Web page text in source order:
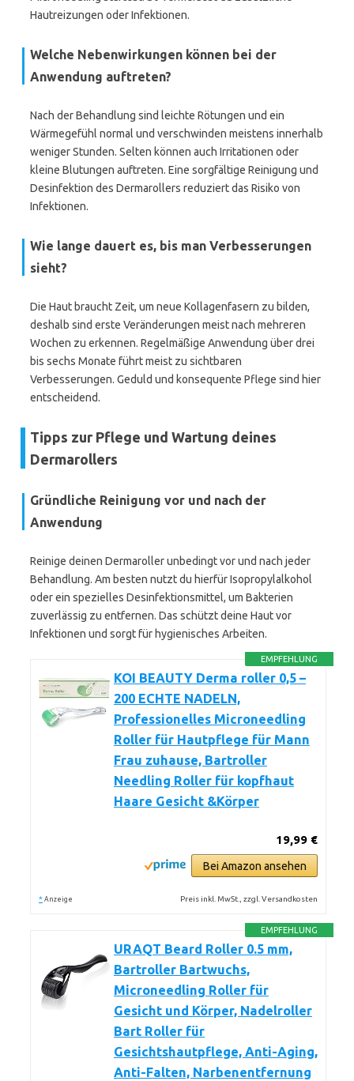
Hautreizungen oder Infektionen.
Welche Nebenwirkungen können bei der
Anwendung auftreten?
Nach der Behandlung sind leichte Rötungen und ein
Wärmegefühl normal und verschwinden meistens innerhalb
weniger Stunden. Selten können auch Irritationen oder
kleine Blutungen auftreten. Eine sorgfältige Reinigung und
Desinfektion des Dermarollers reduziert das Risiko von
Infektionen.
Wie lange dauert es, bis man Verbesserungen
sieht?
Die Haut braucht Zeit, um neue Kollagenfasern zu bilden,
deshalb sind erste Veränderungen meist nach mehreren
Wochen zu erkennen. Regelmäßige Anwendung über drei
bis sechs Monate führt meist zu sichtbaren
Verbesserungen. Geduld und konsequente Pflege sind hier
entscheidend.
Tipps zur Pflege und Wartung deines
Dermarollers
Gründliche Reinigung vor und nach der
Anwendung
Reinige deinen Dermaroller unbedingt vor und nach jeder
Behandlung. Am besten nutzt du hierfür Isopropylalkohol
oder ein spezielles Desinfektionsmittel, um Bakterien
zuverlässig zu entfernen. Das schützt deine Haut vor
Infektionen und sorgt für hygienisches Arbeiten.
EMPFEHLUNG
KOI BEAUTY Derma roller 0,5 –
200 ECHTE NADELN,
Professionelles Microneedling
Roller für Hautpflege für Mann
Frau zuhause, Bartroller
Needling Roller für kopfhaut
Haare Gesicht &Körper
19,99 €
Bei Amazon ansehen
* Anzeige Preis inkl. MwSt., zzgl. Versandkosten
EMPFEHLUNG
URAQT Beard Roller 0.5 mm,
Bartroller Bartwuchs,
Microneedling Roller für
Gesicht und Körper, Nadelroller
Bart Roller für
Gesichtshautpflege, Anti-Aging,
Anti-Falten, Narbenentfernung